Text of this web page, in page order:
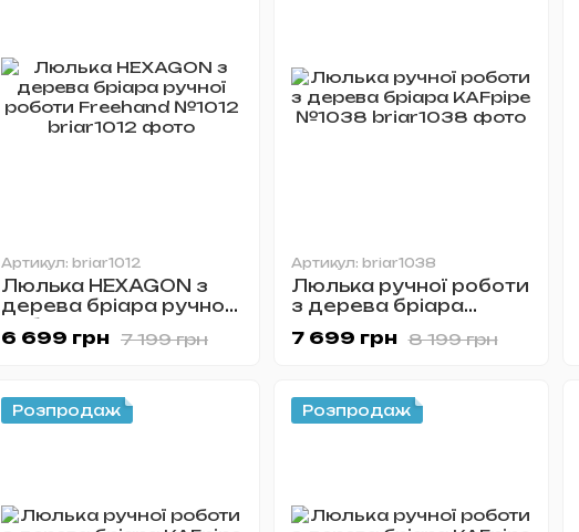
Артикул: briar1012
Люлька HEXAGON з
дерева бріара ручної
роботи Freehand
№1012
7 199 грн
6 699 грн
Артикул: briar1038
Люлька ручної роботи
з дерева бріара
8 199 грн
7 699 грн
Розпродаж Розпродаж